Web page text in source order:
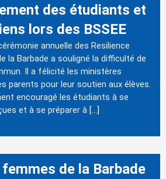
des étudiants et
lors des BSSEE
annuelle des Resilience
la Barbade a souligné la difficulté de
Il a félicité les ministères
parents pour leur soutien aux élèves.
encouragé les étudiants à se
et à se préparer à […]
de la Barbade